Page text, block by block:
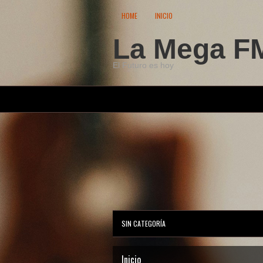
HOME INICIO
La Mega
El Futuro es hoy
SIN CATEGORÍA
Inicio